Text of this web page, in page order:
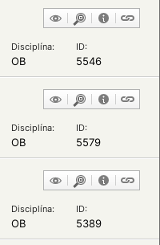
Disciplína: ID:
OB 5546
Disciplína: ID:
OB 5579
Disciplína: ID:
OB 5389